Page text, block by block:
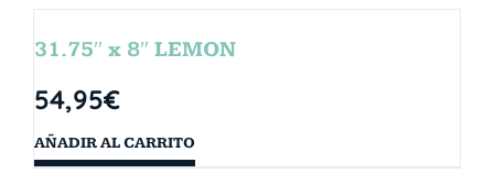
31.75″ x 8″ LEMON
54,95€
AÑADIR AL CARRITO